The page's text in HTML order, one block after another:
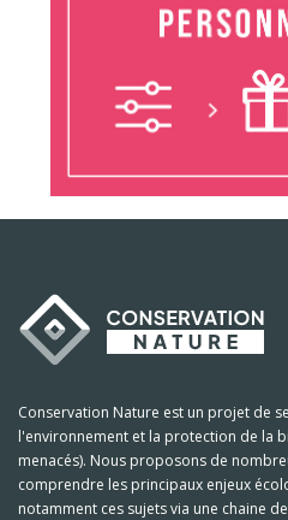
Conservation Nature est un projet de
l'environnement et la protection de la
menacés). Nous proposons de
comprendre les principaux enjeux
notamment ces sujets via une chaine